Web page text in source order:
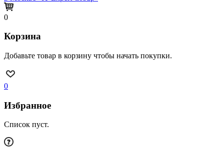
0
Корзина
Добавьте товар в корзину чтобы начать покупки.
0
Избранное
Список пуст.